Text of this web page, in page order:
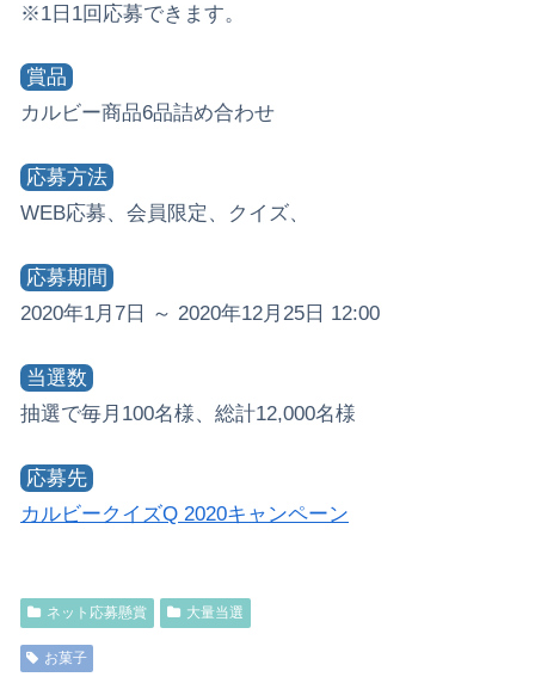
※1日1回応募できます。
賞品
カルビー商品6品詰め合わせ
応募方法
WEB応募、会員限定、クイズ、
応募期間
2020年1月7日 ～ 2020年12月25日 12:00
当選数
抽選で毎月100名様、総計12,000名様
応募先
カルビークイズQ 2020キャンペーン
ネット応募懸賞 大量当選
お菓子